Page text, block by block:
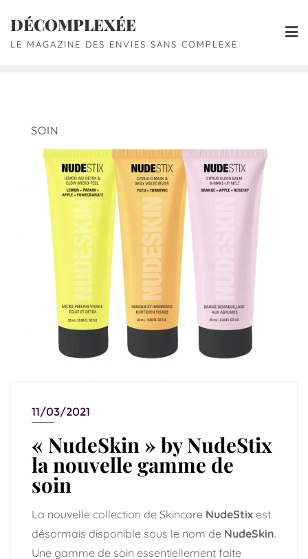
DÉCOMPLEXÉE
LE MAGAZINE DES ENVIES SANS COMPLEXE
SOIN
11/03/2021
« NudeSkin » by NudeStix
la nouvelle gamme de
soin
La nouvelle collection de Skincare NudeStix est
désormais disponible sous le nom de NudeSkin.
Une gamme de soin essentiellement faite